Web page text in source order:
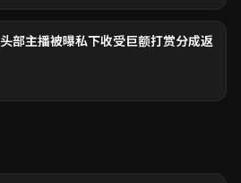
部主播被曝私下收受巨额打赏分成返